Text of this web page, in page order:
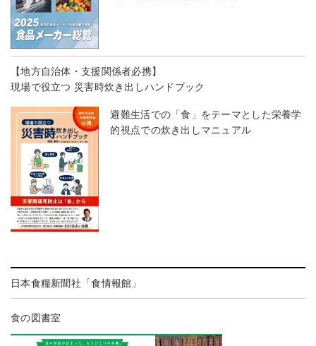
【地方自治体・支援関係者必携】
現場で役立つ 災害時炊き出しハンドブック
避難生活での「食」をテーマとした栄養学
的視点での炊き出しマニュアル
日本食糧新聞社「食情報館」
食の図書室